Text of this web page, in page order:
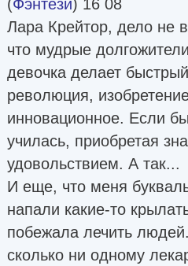
(Фэнтези) 16 08
Лара Крейтор, дело не
что мудрые
девочка делает
революция,
инновационное. Если
училась, приобретая
удовольствием. А так...
И еще, что меня
напали какие-то
побежала лечить
сколько ни одному